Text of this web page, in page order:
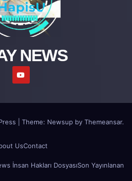
NEWS
Theme: Newsup by Themeansar.
UsContact
İnsan Hakları DosyasıSon Yayınlanan